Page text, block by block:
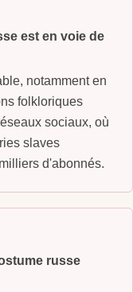
est en voie de
notamment en
folkloriques
sociaux, où
slaves
d'abonnés.
russe